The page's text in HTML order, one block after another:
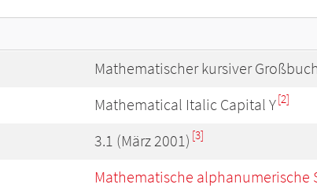
Mathematischer kursiver
Mathematical Italic Capital Y[2]
3.1 (März 2001) [3]
Mathematische alphanumerische